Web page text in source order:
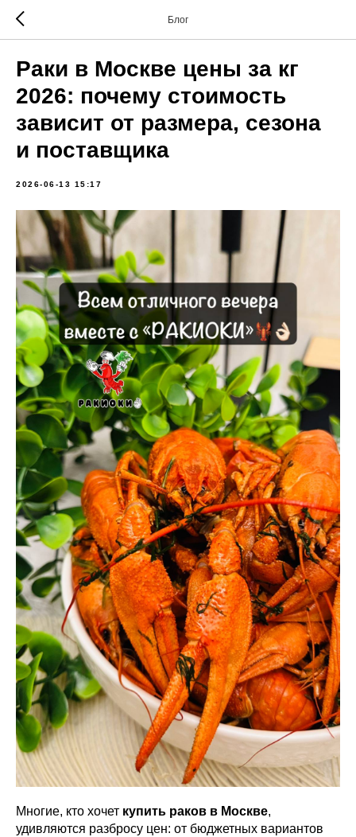
Блог
Раки в Москве цены за кг
2026: почему стоимость
зависит от размера, сезона
и поставщика
2026-06-13 15:17
Многие, кто хочет купить раков в Москве,
удивляются разбросу цен: от бюджетных вариантов